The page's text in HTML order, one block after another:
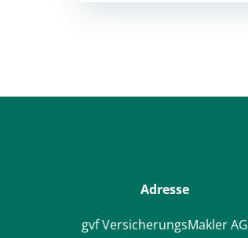
Adresse
gvf VersicherungsMakler AG